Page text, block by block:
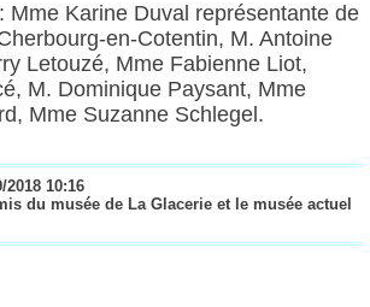
: Mme Karine Duval représentante de
en-Cotentin, M. Antoine
Letouzé, Mme Fabienne Liot,
M. Dominique Paysant, Mme
Mme Suzanne Schlegel.
2018 10:16
du musée de La Glacerie et le musée actuel